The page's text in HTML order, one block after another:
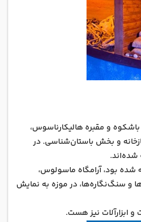
و مقبره هالیکارناسوس،
و بخش باستان‌شناسی. در
شده‌اند.
شده بود، آرامگاه ماسولوس،
و سنگ‌نگاره‌ها، در موزه به نمایش
ابزارآلات نیز هست.